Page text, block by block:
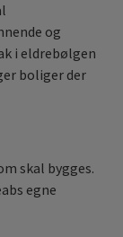
og
i eldrebølgen
boliger der
skal bygges.
egne